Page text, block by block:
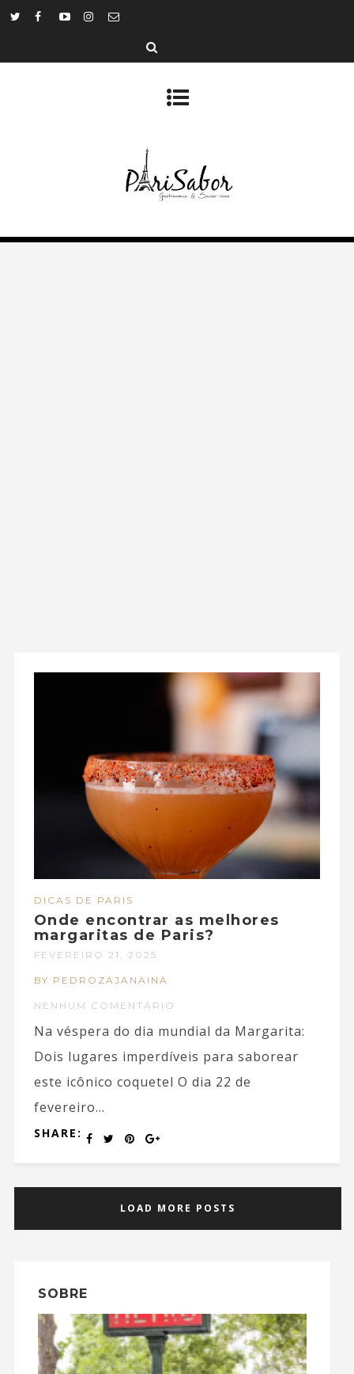
DICAS DE PARIS
Onde encontrar as melhores
margaritas de Paris?
FEVEREIRO 21, 2025
BY PEDROZAJANAINA
NENHUM COMENTÁRIO
Na véspera do dia mundial da Margarita:
Dois lugares imperdíveis para saborear
este icônico coquetel O dia 22 de
fevereiro...
SHARE:
LOAD MORE POSTS
SOBRE